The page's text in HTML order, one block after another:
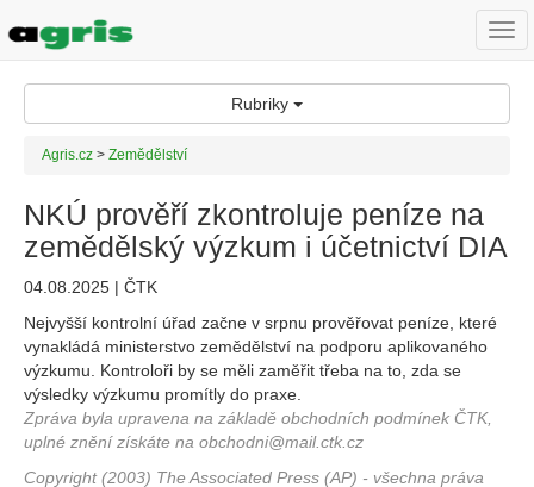
Rubriky
Agris.cz > Zemědělství
NKÚ prověří zkontroluje peníze na
zemědělský výzkum i účetnictví DIA
04.08.2025 | ČTK
Nejvyšší kontrolní úřad začne v srpnu prověřovat peníze, které
vynakládá ministerstvo zemědělství na podporu aplikovaného
výzkumu. Kontroloři by se měli zaměřit třeba na to, zda se
výsledky výzkumu promítly do praxe.
Zpráva byla upravena na základě obchodních podmínek ČTK,
uplné znění získáte na obchodni@mail.ctk.cz
Copyright (2003) The Associated Press (AP) - všechna práva